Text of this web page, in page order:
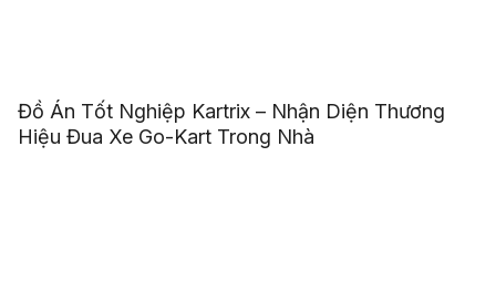
Đồ Án Tốt Nghiệp Kartrix – Nhận Diện Thương
Hiệu Đua Xe Go-Kart Trong Nhà